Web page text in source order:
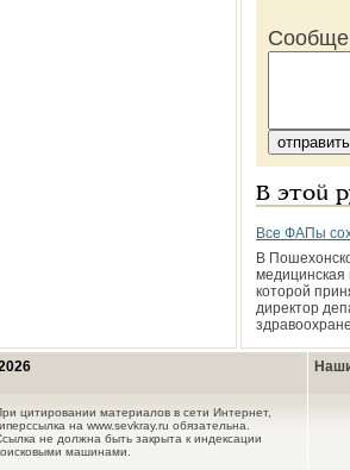
В этой
Все ФАПы
В
которой
директор
цитировании материалов в сети Интернет,
на www.sevkray.ru обязательна.
не должна быть закрыта к индексации
машинами.